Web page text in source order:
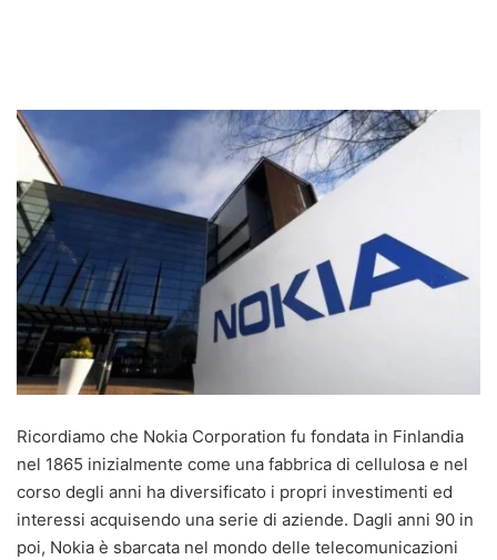
Ricordiamo che Nokia Corporation fu fondata in Finlandia
nel 1865 inizialmente come una fabbrica di cellulosa e nel
corso degli anni ha diversificato i propri investimenti ed
interessi acquisendo una serie di aziende. Dagli anni 90 in
poi, Nokia è sbarcata nel mondo delle telecomunicazioni